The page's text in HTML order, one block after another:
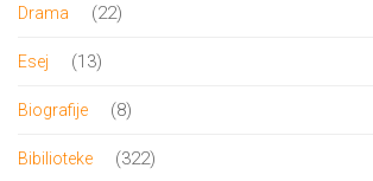
Drama 2222
Esej 1313
Biografije 88
Bibilioteke 322322